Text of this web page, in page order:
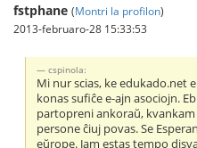
fstphane (Montri la profilon)
2013-februaro-28 15:33:53
cspinola:
Mi nur scias, ke edukado.net
konas sufiĉe e-ajn asociojn.
partopreni ankoraŭ, kvankam
persone ĉiuj povas. Se
eŭrope. Jam estas tempo